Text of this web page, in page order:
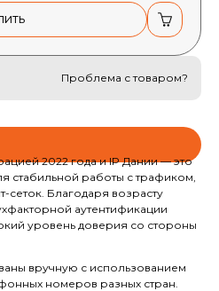
Проблема с товаром?
2022 года и IP Дании — это
стабильной работы с трафиком,
сеток. Благодаря возрасту
аутентификации
уровень доверия со стороны
вручную с использованием
номеров разных стран.